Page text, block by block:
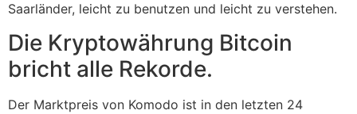
Saarländer, leicht zu benutzen und leicht zu verstehen.
Die Kryptowährung Bitcoin
bricht alle Rekorde.
Der Marktpreis von Komodo ist in den letzten 24